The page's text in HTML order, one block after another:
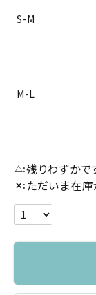
S-M
M-L
△ 残りわずかで
✕ ただいま在庫